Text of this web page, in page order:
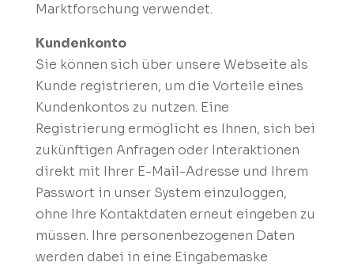
Marktforschung verwendet.
Kundenkonto
Sie können sich über unsere Webseite als
Kunde registrieren, um die Vorteile eines
Kundenkontos zu nutzen. Eine
Registrierung ermöglicht es Ihnen, sich bei
zukünftigen Anfragen oder Interaktionen
direkt mit Ihrer E-Mail-Adresse und Ihrem
Passwort in unser System einzuloggen,
ohne Ihre Kontaktdaten erneut eingeben zu
müssen. Ihre personenbezogenen Daten
werden dabei in eine Eingabemaske